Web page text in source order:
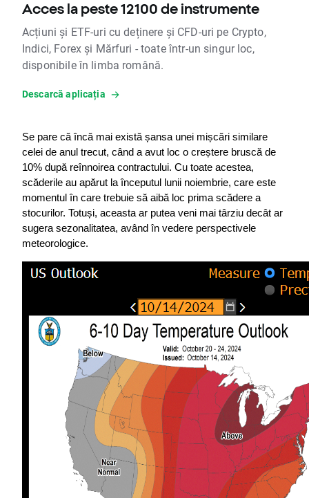
Acces la peste 12100 de instrumente
Acțiuni și ETF-uri cu deținere și CFD-uri pe Crypto,
Indici, Forex și Mărfuri - toate într-un singur loc,
disponibile în limba română.
Descarcă aplicația
Se pare că încă mai există șansa unei mișcări similare
celei de anul trecut, când a avut loc o creștere bruscă de
10% după reînnoirea contractului. Cu toate acestea,
scăderile au apărut la începutul lunii noiembrie, care este
momentul în care trebuie să aibă loc prima scădere a
stocurilor. Totuși, aceasta ar putea veni mai târziu decât ar
sugera sezonalitatea, având în vedere perspectivele
meteorologice.